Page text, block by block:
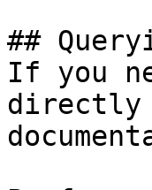
##
If you
directly